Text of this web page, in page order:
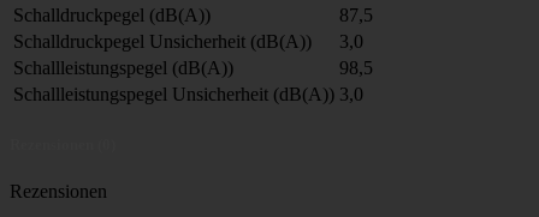
Schalldruckpegel (dB(A))
87,5
Schalldruckpegel Unsicherheit (dB(A))
3,0
Schallleistungspegel (dB(A))
98,5
Schallleistungspegel Unsicherheit (dB(A)) 3,0
Rezensionen